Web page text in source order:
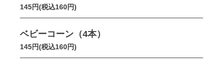
145円(税込160円)
ベビーコーン（4本）
145円(税込160円)